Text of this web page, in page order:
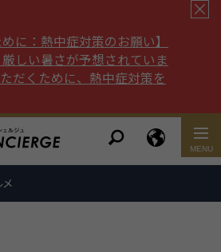
に：熱中症対策のお願い】
しい暑さが予想されていま
だくために、熱中症対策を